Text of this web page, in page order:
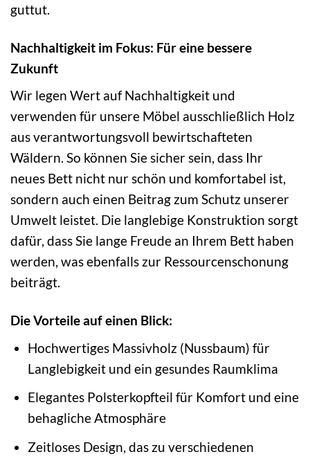
guttut.
Nachhaltigkeit im Fokus: Für eine bessere
Zukunft
Wir legen Wert auf Nachhaltigkeit und
verwenden für unsere Möbel ausschließlich Holz
aus verantwortungsvoll bewirtschafteten
Wäldern. So können Sie sicher sein, dass Ihr
neues Bett nicht nur schön und komfortabel ist,
sondern auch einen Beitrag zum Schutz unserer
Umwelt leistet. Die langlebige Konstruktion sorgt
dafür, dass Sie lange Freude an Ihrem Bett haben
werden, was ebenfalls zur Ressourcenschonung
beiträgt.
Die Vorteile auf einen Blick:
Hochwertiges Massivholz (Nussbaum) für
Langlebigkeit und ein gesundes Raumklima
Elegantes Polsterkopfteil für Komfort und eine
behagliche Atmosphäre
Zeitloses Design, das zu verschiedenen